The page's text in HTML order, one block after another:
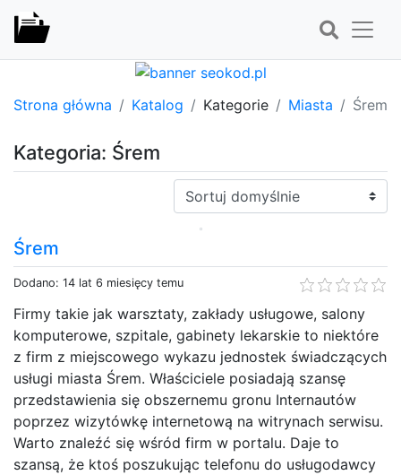
Strona główna Katalog Kategorie Miasta Śrem
Kategoria: Śrem
Sortuj:
Śrem
Dodano: 14 lat 6 miesięcy temu
Firmy takie jak warsztaty, zakłady usługowe, salony
komputerowe, szpitale, gabinety lekarskie to niektóre
z firm z miejscowego wykazu jednostek świadczących
usługi miasta Śrem. Właściciele posiadają szansę
przedstawienia się obszernemu gronu Internautów
poprzez wizytówkę internetową na witrynach serwisu.
Warto znaleźć się wśród firm w portalu. Daje to
szansą, że ktoś poszukując telefonu do usługodawcy